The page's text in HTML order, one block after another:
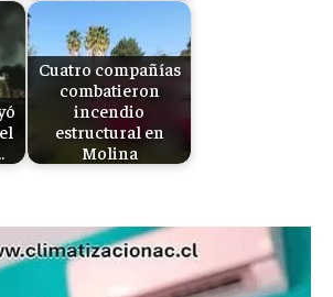
Cuatro compañías
combatieron
incendio
estructural en
Molina